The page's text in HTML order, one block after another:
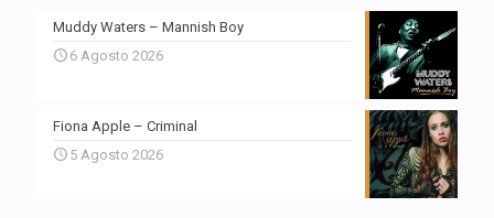
Muddy Waters – Mannish Boy
6 Agosto 2026
Fiona Apple – Criminal
5 Agosto 2026